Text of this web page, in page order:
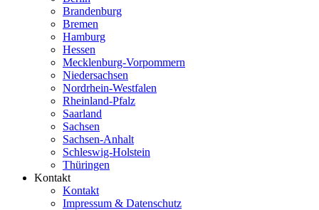
Brandenburg
Bremen
Hamburg
Hessen
Mecklenburg-Vorpommern
Niedersachsen
Nordrhein-Westfalen
Rheinland-Pfalz
Saarland
Sachsen
Sachsen-Anhalt
Schleswig-Holstein
Thüringen
Kontakt
Kontakt
Impressum & Datenschutz